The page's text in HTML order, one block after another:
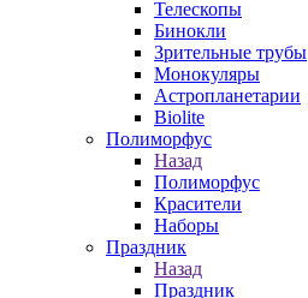
Телескопы
Бинокли
Зрительные трубы
Монокуляры
Астропланетарии
Biolite
Полиморфус
Назад
Полиморфус
Красители
Наборы
Праздник
Назад
Праздник